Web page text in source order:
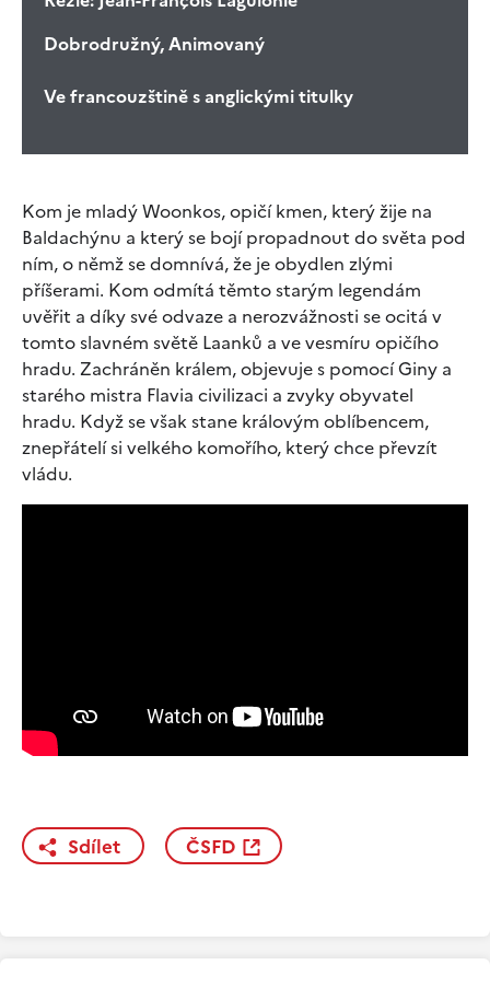
Dobrodružný, Animovaný
Ve francouzštině s anglickými titulky
Kom je mladý Woonkos, opičí kmen, který žije na
Baldachýnu a který se bojí propadnout do světa pod
ním, o němž se domnívá, že je obydlen zlými
příšerami. Kom odmítá těmto starým legendám
uvěřit a díky své odvaze a nerozvážnosti se ocitá v
tomto slavném světě Laanků a ve vesmíru opičího
hradu. Zachráněn králem, objevuje s pomocí Giny a
starého mistra Flavia civilizaci a zvyky obyvatel
hradu. Když se však stane královým oblíbencem,
znepřátelí si velkého komořího, který chce převzít
vládu.
Sdílet ČSFD